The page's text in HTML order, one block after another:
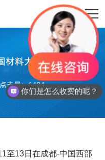

材料大会
点击量：6484
13日在成都-中国西部
你们是怎么收费的呢？